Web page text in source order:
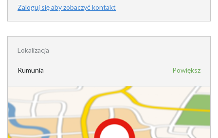
Zaloguj się aby zobaczyć kontakt
Lokalizacja
Rumunia Powiększ